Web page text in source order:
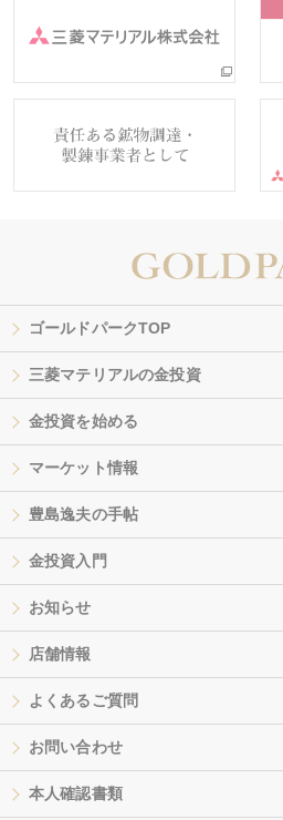
ゴールドパークTOP
三菱マテリアルの金投資
金投資を始める
マーケット情報
豊島逸夫の手帖
金投資入門
お知らせ
店舗情報
よくあるご質問
お問い合わせ
本人確認書類